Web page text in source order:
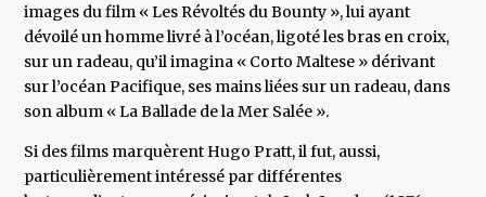
images du film « Les Révoltés du Bounty », lui ayant
dévoilé un homme livré à l’océan, ligoté les bras en croix,
sur un radeau, qu’il imagina « Corto Maltese » dérivant
sur l’océan Pacifique, ses mains liées sur un radeau, dans
son album « La Ballade de la Mer Salée ».
Si des films marquèrent Hugo Pratt, il fut, aussi,
particulièrement intéressé par différentes